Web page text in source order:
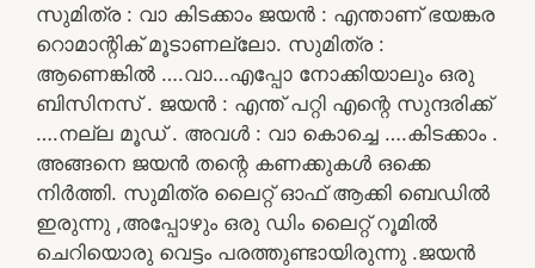
സുമിത്ര : വാ കിടക്കാം ജയൻ : എന്താണ് ഭയങ്കര
റൊമാന്റിക് മൂടാണല്ലോ. സുമിത്ര :
ആണെങ്കിൽ ….വാ…എപ്പോ നോക്കിയാലും ഒരു
ബിസിനസ് . ജയൻ : എന്ത് പറ്റി എന്റെ സുന്ദരിക്ക്
….നല്ല മൂഡ് . അവൾ : വാ കൊച്ചെ ….കിടക്കാം .
അങ്ങനെ ജയൻ തന്റെ കണക്കുകൾ ഒക്കെ
നിർത്തി. സുമിത്ര ലൈറ്റ് ഓഫ് ആക്കി ബെഡിൽ
ഇരുന്നു ,അപ്പോഴും ഒരു ഡിം ലൈറ്റ് റൂമിൽ
ചെറിയൊരു വെട്ടം പരത്തുണ്ടായിരുന്നു .ജയൻ